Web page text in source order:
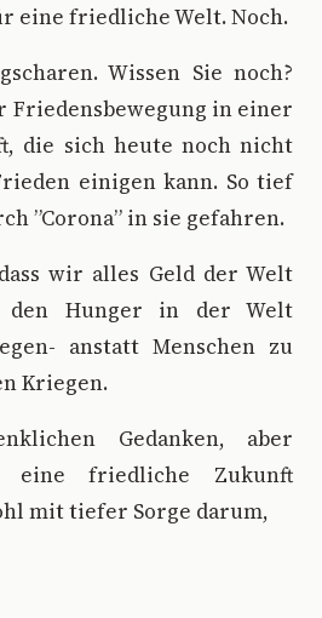
eine friedliche Welt. Noch.
Wissen Sie noch?
Friedensbewegung in einer
die sich heute noch nicht
einigen kann. So tief
”Corona” in sie gefahren.
wir alles Geld der Welt
den Hunger in der Welt
anstatt Menschen zu
Kriegen.
Gedanken, aber
eine friedliche Zukunft
mit tiefer Sorge darum,